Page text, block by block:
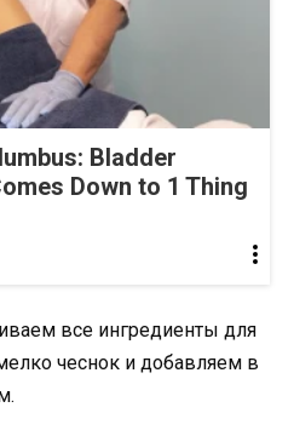
Bladder
Down to 1 Thing
все ингредиенты для
чеснок и добавляем в